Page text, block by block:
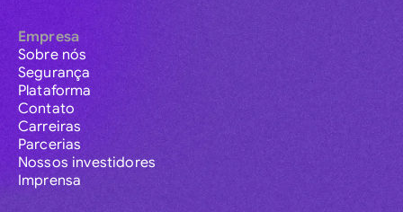
Empresa
Sobre nós
Segurança
Plataforma
Contato
Carreiras
Parcerias
Nossos investidores
Imprensa